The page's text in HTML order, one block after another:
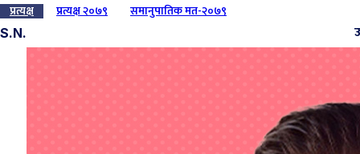
प्रत्यक्ष प्रत्यक्ष २०७९ समानुपातिक मत-२०७९
S.N.